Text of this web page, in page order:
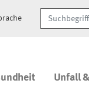
Unfall